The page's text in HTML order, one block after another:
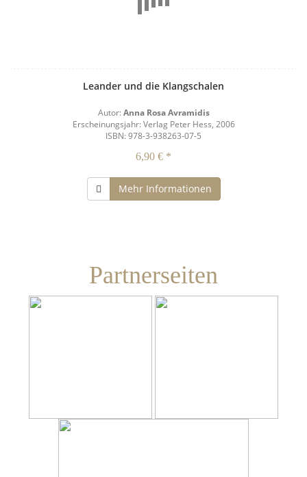
Leander und die Klangschalen
Autor:Anna Rosa Avramidis
Erscheinungsjahr: Verlag Peter Hess, 2006
ISBN: 978-3-938263-07-5
6,90 € *
Mehr Informationen
Partnerseiten